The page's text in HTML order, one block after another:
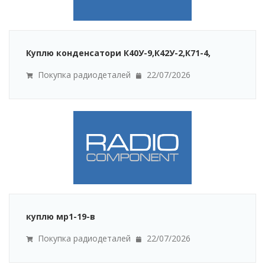
Куплю конденсатори К40У-9,К42У-2,К71-4,
Покупка радиодеталей
22/07/2026
куплю мр1-19-в
Покупка радиодеталей
22/07/2026